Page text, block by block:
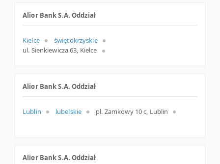
Alior Bank S.A. Oddział
Kielce
świętokrzyskie
ul. Sienkiewicza 63, Kielce
Alior Bank S.A. Oddział
Lublin lubelskie pl. Zamkowy 10 c, Lublin
Alior Bank S.A. Oddział